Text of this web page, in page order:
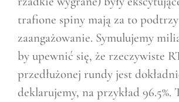
trafione spiny mają za to
zaangażowanie. Symulujemy
by upewnić się, że rzeczywiste
przedłużonej rundy jest
deklarujemy, na przykład 96.5%.